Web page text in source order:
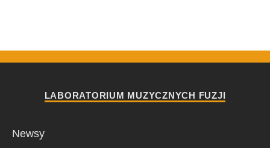
LABORATORIUM MUZYCZNYCH FUZJI
Newsy